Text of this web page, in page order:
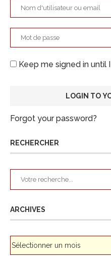
Keep me signed in until
Forgot your password?
RECHERCHER
ARCHIVES